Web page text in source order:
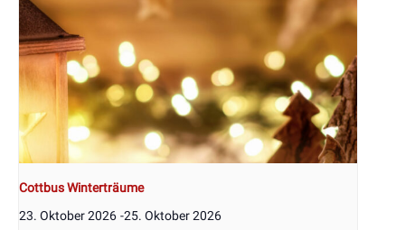
Cottbus Winterträume
23. Oktober 2026 -25. Oktober 2026